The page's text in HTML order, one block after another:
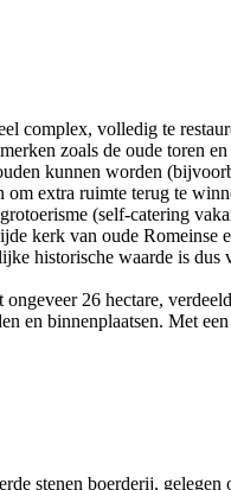
complex, volledig te
zoals de oude toren
kunnen worden
extra ruimte terug te
(self-catering
kerk van oude
historische waarde is
26 hectare,
en binnenplaatsen. Met
stenen boerderij,